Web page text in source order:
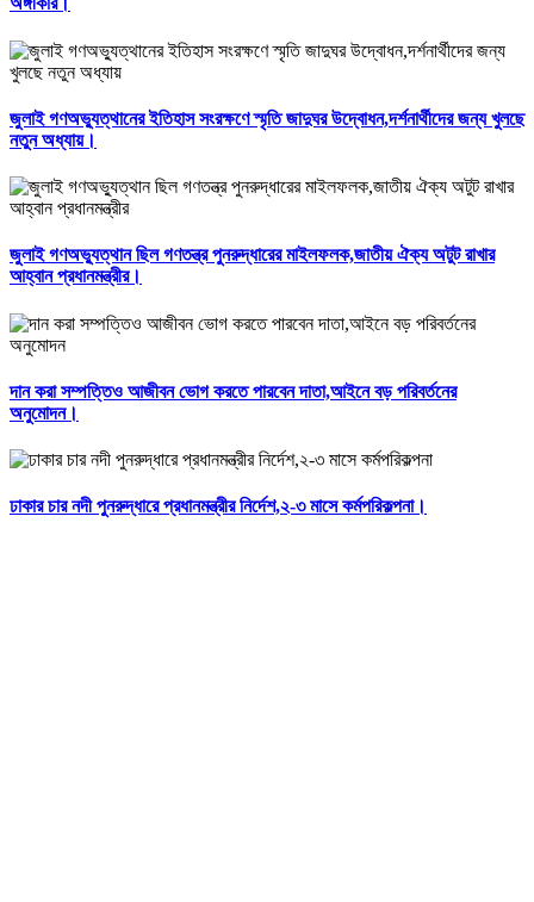
জুলাই গণঅভ্যুত্থানের ইতিহাস সংরক্ষণে স্মৃতি জাদুঘর উদ্বোধন,দর্শনার্থীদের জন্য খুলছে
নতুন অধ্যায়।
জুলাই গণঅভ্যুত্থান ছিল গণতন্ত্র পুনরুদ্ধারের মাইলফলক,জাতীয় ঐক্য অটুট রাখার
আহ্বান প্রধানমন্ত্রীর।
দান করা সম্পত্তিও আজীবন ভোগ করতে পারবেন দাতা,আইনে বড় পরিবর্তনের
অনুমোদন।
ঢাকার চার নদী পুনরুদ্ধারে প্রধানমন্ত্রীর নির্দেশ,২-৩ মাসে কর্মপরিকল্পনা।